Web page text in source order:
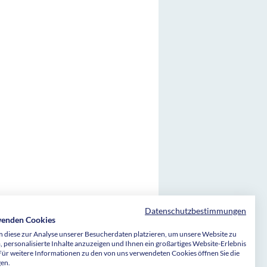
Bethel sind wegen Förderung
besonders förderungswürdig anerkannter
dem Freistellungsbescheid bzw. nach der
des Finanzamtes Bielefeld-
Datenschutzbestimmungen
Cookies
diese zur Analyse unserer Besucherdaten platzieren, um unsere Website zu
personalisierte Inhalte anzuzeigen und Ihnen ein großartiges Website-Erlebnis
weitere Informationen zu den von uns verwendeten Cookies öffnen Sie die